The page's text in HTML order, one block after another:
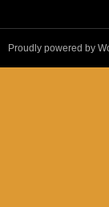
Proudly powered by